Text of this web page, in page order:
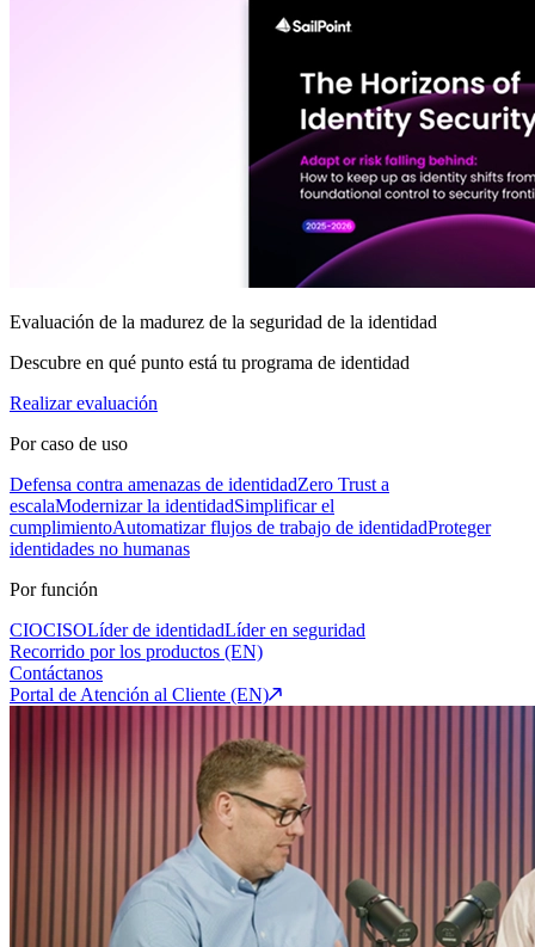
Evaluación de la madurez de la seguridad de la identidad
Descubre en qué punto está tu programa de identidad
Realizar evaluación
Por caso de uso
Defensa contra amenazas de identidadZero Trust a
escalaModernizar la identidadSimplificar el
cumplimientoAutomatizar flujos de trabajo de identidadProteger
identidades no humanas
Por función
CIOCISOLíder de identidadLíder en seguridad
Recorrido por los productos (EN)
Contáctanos
Portal de Atención al Cliente (EN)